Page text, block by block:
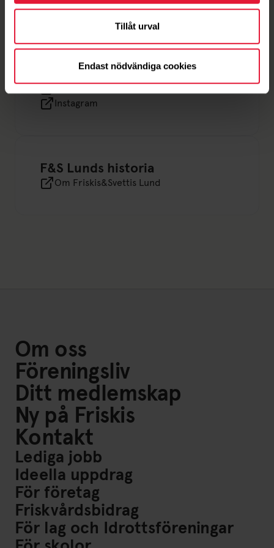
Tillåt urval
Endast nödvändiga cookies
Länk till: Medlemsinfo start
Medlemsinfo start
Följ oss på:
Facebook
Instagram
F&S Lunds historia
Om Friskis&Svettis Lund
Om oss
Föreningsliv
Ditt medlemskap
Ny på Friskis
Kontakt
Lediga jobb
Ideella uppdrag
För företag
Friskvårdsbidrag
För lag och Idrottsföreningar